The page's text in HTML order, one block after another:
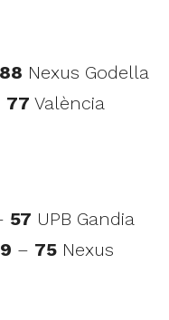
88 Nexus Godella
77 València
57 UPB Gandia
– 75 Nexus